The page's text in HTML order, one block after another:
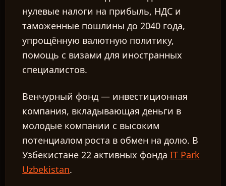
нулевые налоги на прибыль, НДС и
таможенные пошлины до 2040 года,
упрощённую валютную политику,
помощь с визами для иностранных
специалистов.
Венчурный фонд — инвестиционная
компания, вкладывающая деньги в
молодые компании с высоким
потенциалом роста в обмен на долю. В
Узбекистане 22 активных фондаIT Park
Uzbekistan.